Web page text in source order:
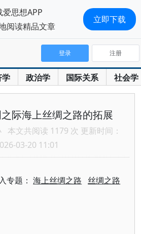
学 政治学 国际关系 社会学
登录 注册
际海上丝绸之路的拓展
本文共阅读 1179 次 更新时间：
03-20 11:01
专题：海上丝绸之路 丝绸之路
爱思想APP
阅读精品文章
立即下载